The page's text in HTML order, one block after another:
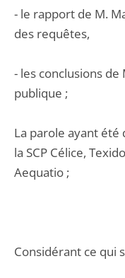
- le rapport de M.
des requêtes,
- les conclusions
publique ;
La parole ayant été
la SCP Célice,
Aequatio ;
Considérant ce qui